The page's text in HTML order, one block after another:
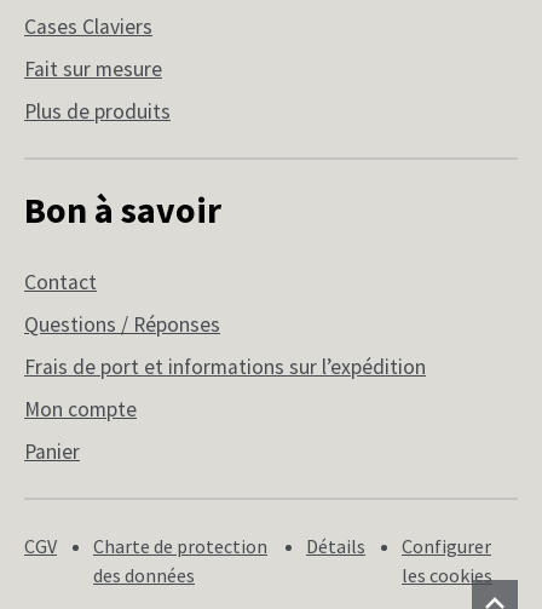
Cases Claviers
Fait sur mesure
Plus de produits
Bon à savoir
Contact
Questions / Réponses
Frais de port et informations sur l’expédition
Mon compte
Panier
CGV
Charte de protection
des données
Détails
Configurer
les cookies